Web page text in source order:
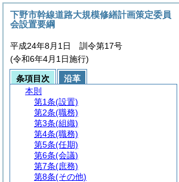
下野市幹線道路大規模修繕計画策定委員
会設置要綱
平成24年8月1日 訓令第17号
(令和6年4月1日施行)
条項目次
沿革
本則
第1条(設置)
第2条(職務)
第3条(組織)
第4条(職務)
第5条(任期)
第6条(会議)
第7条(庶務)
第8条(その他)